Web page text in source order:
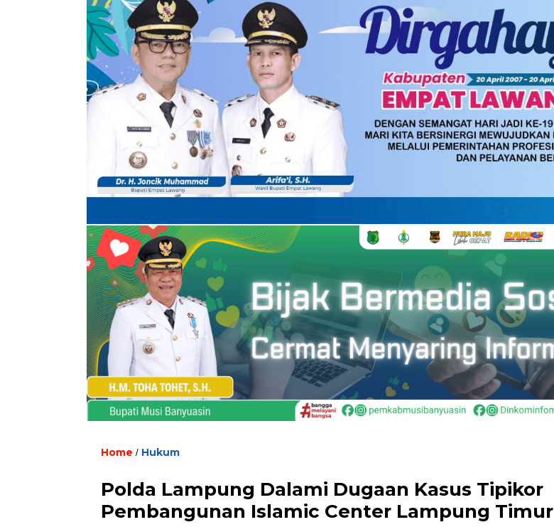
Home / Hukum
Polda Lampung Dalami Dugaan Kasus Tipikor
Pembangunan Islamic Center Lampung Timur